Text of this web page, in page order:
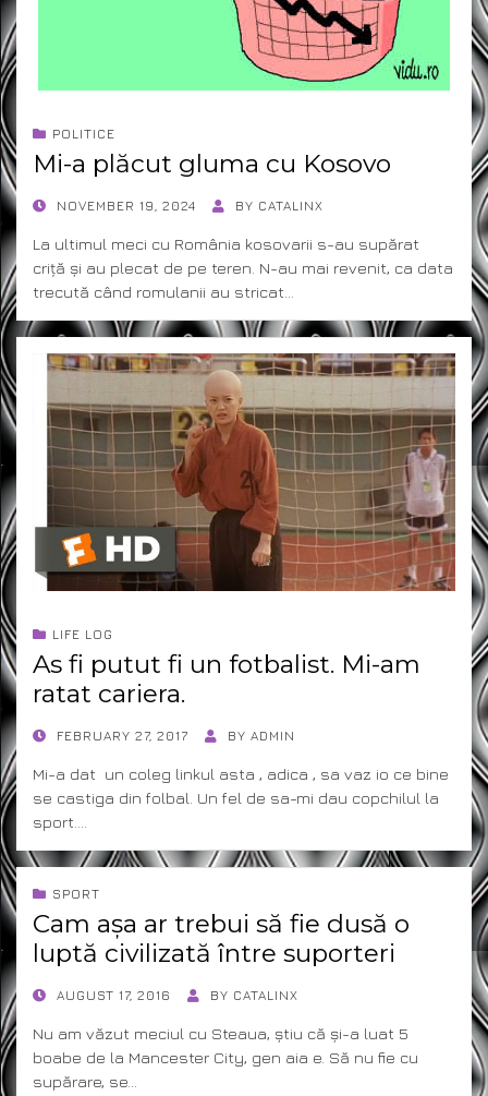
POLITICE
Mi-a plăcut gluma cu Kosovo
POSTEDNOVEMBER 19, 2024 BY CATALINX
La ultimul meci cu România kosovarii s-au supărat
criță și au plecat de pe teren. N-au mai revenit, ca data
trecută când romulanii au stricat…
LIFE LOG
As fi putut fi un fotbalist. Mi-am
ratat cariera.
POSTEDFEBRUARY 27, 2017 BY ADMIN
Mi-a dat un coleg linkul asta , adica , sa vaz io ce bine
se castiga din folbal. Un fel de sa-mi dau copchilul la
sport.…
SPORT
Cam așa ar trebui să fie dusă o
luptă civilizată între suporteri
POSTEDAUGUST 17, 2016 BY CATALINX
Nu am văzut meciul cu Steaua, știu că și-a luat 5
boabe de la Mancester City, gen aia e. Să nu fie cu
supărare, se…